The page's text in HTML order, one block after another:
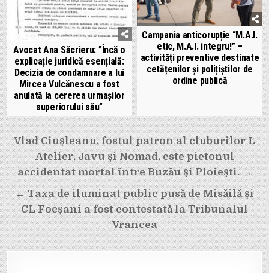
Avocat Ana Săcrieru: ”Încă o
explicație juridică esențială:
Decizia de condamnare a lui
Mircea Vulcănescu a fost
anulată la cererea urmașilor
superiorului său”
Campania anticorupție “M.A.I.
etic, M.A.I. integru!” –
activități preventive destinate
cetățenilor și polițiștilor de
ordine publică
Navigare
în
articole
Vlad Ciușleanu, fostul patron al cluburilor L
Atelier, Javu și Nomad, este pietonul
accidentat mortal între Buzău și Ploiești. →
← Taxa de iluminat public pusă de Misăilă și
CL Focșani a fost contestată la Tribunalul
Vrancea